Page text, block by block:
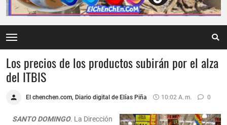
Los precios de los productos subirán por el alza
del ITBIS
El chenchen.com, Diario digital de Elías Piña 10:02 A. M. 0
SANTO DOMINGO. La Dirección